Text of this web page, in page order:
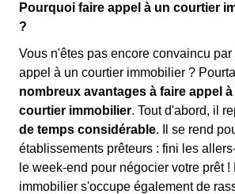
Pourquoi faire appel à un courtier
?
Vous n'êtes pas encore convaincu
appel à un courtier immobilier ?
nombreux avantages à faire appel
courtier immobilier. Tout d'abord, il
de temps considérable. Il se rend
établissements prêteurs : fini les
le week-end pour négocier votre prêt !
immobilier s'occupe également de